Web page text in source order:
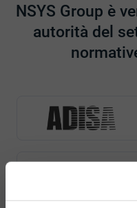
NSYS Group è
autorità del